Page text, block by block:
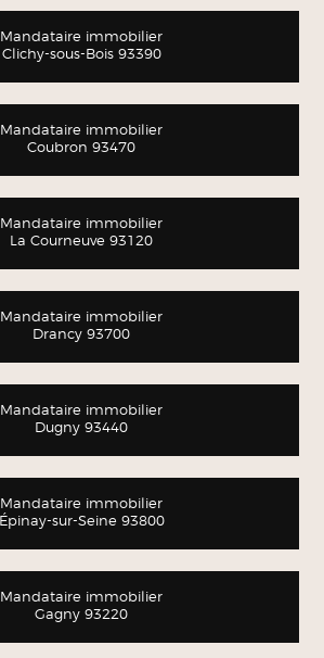
Mandataire immobilier
Clichy-sous-Bois 93390
Mandataire immobilier
Coubron 93470
Mandataire immobilier
La Courneuve 93120
Mandataire immobilier
Drancy 93700
Mandataire immobilier
Dugny 93440
Mandataire immobilier
Épinay-sur-Seine 93800
Mandataire immobilier
Gagny 93220